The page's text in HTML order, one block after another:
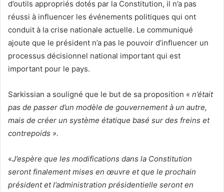
d’outils appropriés dotés par la Constitution, il n’a pas
réussi à influencer les événements politiques qui ont
conduit à la crise nationale actuelle. Le communiqué
ajoute que le président n’a pas le pouvoir d’influencer un
processus décisionnel national important qui est
important pour le pays.
Sarkissian a souligné que le but de sa proposition « n’était
pas de passer d’un modèle de gouvernement à un autre,
mais de créer un système étatique basé sur des freins et
contrepoids ».
«J’espère que les modifications dans la Constitution
seront finalement mises en œuvre et que le prochain
président et l’administration présidentielle seront en